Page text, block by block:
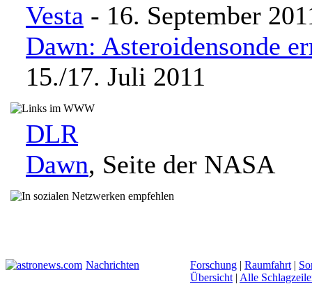
Vesta - 16. September
Dawn: Asteroidensonde
15./17. Juli 2011
DLR
Dawn, Seite der NASA
Nachrichten Forschung | Raumfahrt |
Übersicht | Alle